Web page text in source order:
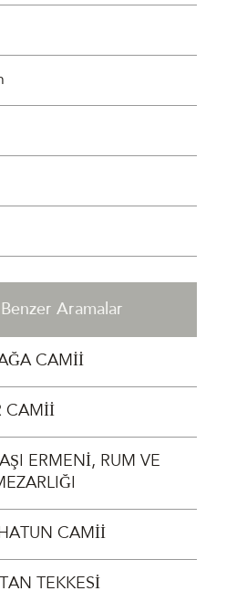
Benzer Aramalar
CAMİİ
CAMİİ
ERMENİ, RUM VE
CAMİİ
TEKKESİ